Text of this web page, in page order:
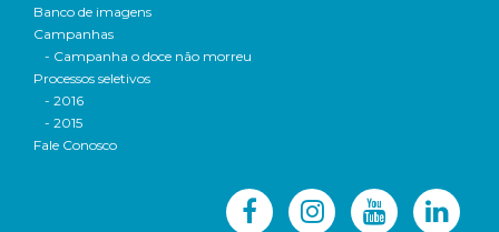
Banco de imagens
Campanhas
- Campanha o doce não morreu
Processos seletivos
- 2016
- 2015
Fale Conosco